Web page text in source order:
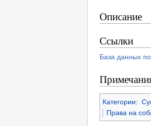
Описание
Ссылки
База данных
Категории:
Права на